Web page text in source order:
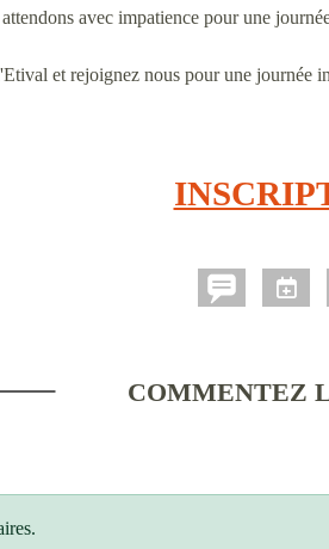
avec impatience pour une
et rejoignez nous pour une journée
COMMENTEZ